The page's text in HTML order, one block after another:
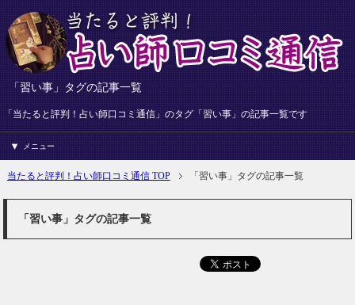
「習い事」タグの記事一覧
「当たると評判！占い師口コミ通信」のタグ「習い事」の記事一覧です
メニュー
当たると評判！占い師口コミ通信 TOP 「習い事」タグの記事一覧
「習い事」タグの記事一覧